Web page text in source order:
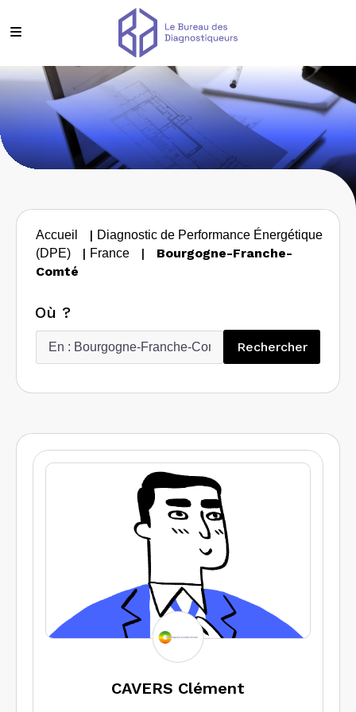
Accueil | Diagnostic de Performance Énergétique
(DPE)
| France |
Bourgogne-Franche-
Comté
Où ?
Rechercher
CAVERS Clément